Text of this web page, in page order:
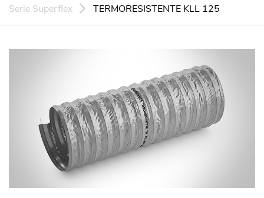
Serie Superflex
TERMORESISTENTE KLL 125